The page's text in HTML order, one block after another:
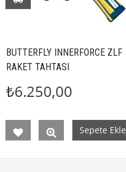
BUTTERFLY INNERFORCE ZLF
RAKET TAHTASI
₺6.250,00
Sepete Ekle